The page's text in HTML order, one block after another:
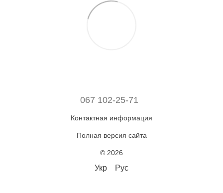
067 102-25-71
Контактная информация
Полная версия сайта
© 2026
Укр Рус